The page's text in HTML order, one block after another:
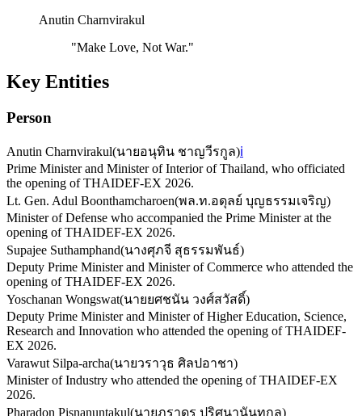
Anutin Charnvirakul
"Make Love, Not War."
Key Entities
Person
Anutin Charnvirakul(นายอนุทิน ชาญวีรกูล)ℹ️
Prime Minister and Minister of Interior of Thailand, who officiated
the opening of THAIDEF-EX 2026.
Lt. Gen. Adul Boonthamcharoen(พล.ท.อดุลย์ บุญธรรมเจริญ)
Minister of Defense who accompanied the Prime Minister at the
opening of THAIDEF-EX 2026.
Supajee Suthamphand(นางศุภจี สุธรรมพันธ์)
Deputy Prime Minister and Minister of Commerce who attended the
opening of THAIDEF-EX 2026.
Yoschanan Wongswat(นายยศชนัน วงศ์สวัสดิ์)
Deputy Prime Minister and Minister of Higher Education, Science,
Research and Innovation who attended the opening of THAIDEF-
EX 2026.
Varawut Silpa-archa(นายวราวุธ ศิลปอาชา)
Minister of Industry who attended the opening of THAIDEF-EX
2026.
Pharadon Pisnanuntakul(นายภราดร ปริศนานันทกุล)